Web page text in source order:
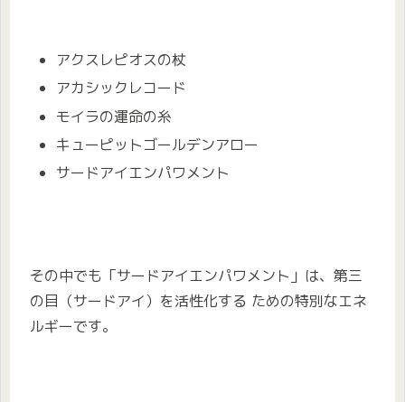
アクスレピオスの杖
アカシックレコード
モイラの運命の糸
キューピットゴールデンアロー
サードアイエンパワメント
その中でも「サードアイエンパワメント」は、第三
の目（サードアイ）を活性化する ための特別なエネ
ルギーです。